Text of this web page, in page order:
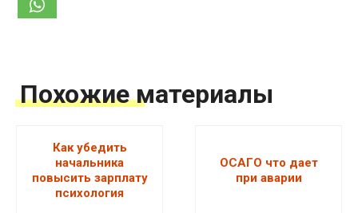
Похожие материалы
Как убедить
начальника
повысить зарплату
психология
ОСАГО что дает
при аварии